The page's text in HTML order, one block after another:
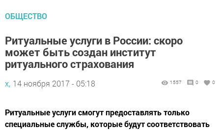
ОБЩЕСТВО
Ритуальные услуги в России: скоро
может быть создан институт
ритуального страхования
х, 14 ноября 2017 - 05:18 1557 0 0
Ритуальные услуги смогут предоставлять только
специальные службы, которые будут соответствовать